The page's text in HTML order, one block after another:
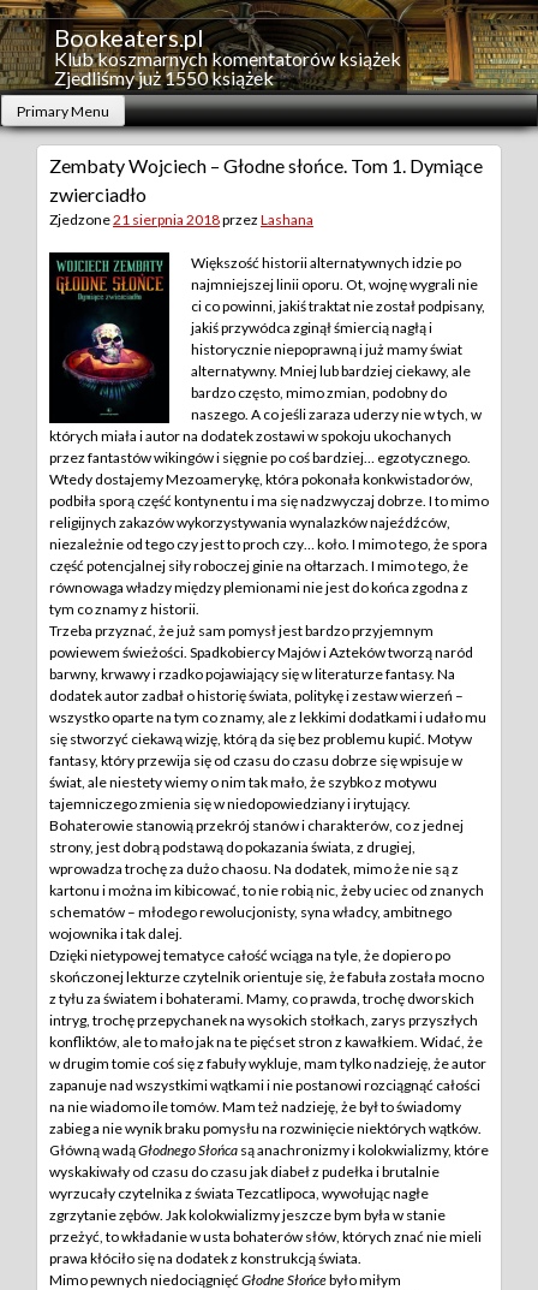
Skip
to
content
Bookeaters.pl
Klub koszmarnych komentatorów książek
Zjedliśmy już 1550 książek
Primary Menu
Zembaty Wojciech – Głodne słońce. Tom 1. Dymiące
zwierciadło
Zjedzone21 sierpnia 2018przez Lashana
Większość historii alternatywnych idzie po
najmniejszej linii oporu. Ot, wojnę wygrali nie
ci co powinni, jakiś traktat nie został podpisany,
jakiś przywódca zginął śmiercią nagłą i
historycznie niepoprawną i już mamy świat
alternatywny. Mniej lub bardziej ciekawy, ale
bardzo często, mimo zmian, podobny do
naszego. A co jeśli zaraza uderzy nie w tych, w
których miała i autor na dodatek zostawi w spokoju ukochanych
przez fantastów wikingów i sięgnie po coś bardziej… egzotycznego.
Wtedy dostajemy Mezoamerykę, która pokonała konkwistadorów,
podbiła sporą część kontynentu i ma się nadzwyczaj dobrze. I to mimo
religijnych zakazów wykorzystywania wynalazków najeźdźców,
niezależnie od tego czy jest to proch czy… koło. I mimo tego, że spora
część potencjalnej siły roboczej ginie na ołtarzach. I mimo tego, że
równowaga władzy między plemionami nie jest do końca zgodna z
tym co znamy z historii.
Trzeba przyznać, że już sam pomysł jest bardzo przyjemnym
powiewem świeżości. Spadkobiercy Majów i Azteków tworzą naród
barwny, krwawy i rzadko pojawiający się w literaturze fantasy. Na
dodatek autor zadbał o historię świata, politykę i zestaw wierzeń –
wszystko oparte na tym co znamy, ale z lekkimi dodatkami i udało mu
się stworzyć ciekawą wizję, którą da się bez problemu kupić. Motyw
fantasy, który przewija się od czasu do czasu dobrze się wpisuje w
świat, ale niestety wiemy o nim tak mało, że szybko z motywu
tajemniczego zmienia się w niedopowiedziany i irytujący.
Bohaterowie stanowią przekrój stanów i charakterów, co z jednej
strony, jest dobrą podstawą do pokazania świata, z drugiej,
wprowadza trochę za dużo chaosu. Na dodatek, mimo że nie są z
kartonu i można im kibicować, to nie robią nic, żeby uciec od znanych
schematów – młodego rewolucjonisty, syna władcy, ambitnego
wojownika i tak dalej.
Dzięki nietypowej tematyce całość wciąga na tyle, że dopiero po
skończonej lekturze czytelnik orientuje się, że fabuła została mocno
z tyłu za światem i bohaterami. Mamy, co prawda, trochę dworskich
intryg, trochę przepychanek na wysokich stołkach, zarys przyszłych
konfliktów, ale to mało jak na te pięćset stron z kawałkiem. Widać, że
w drugim tomie coś się z fabuły wykluje, mam tylko nadzieję, że autor
zapanuje nad wszystkimi wątkami i nie postanowi rozciągnąć całości
na nie wiadomo ile tomów. Mam też nadzieję, że był to świadomy
zabieg a nie wynik braku pomysłu na rozwinięcie niektórych wątków.
Główną wadąGłodnego Słońca są anachronizmy i kolokwializmy, które
wyskakiwały od czasu do czasu jak diabeł z pudełka i brutalnie
wyrzucały czytelnika z świata Tezcatlipoca, wywołując nagłe
zgrzytanie zębów. Jak kolokwializmy jeszcze bym była w stanie
przeżyć, to wkładanie w usta bohaterów słów, których znać nie mieli
prawa kłóciło się na dodatek z konstrukcją świata.
Mimo pewnych niedociągnięć Głodne Słońcebyło miłym